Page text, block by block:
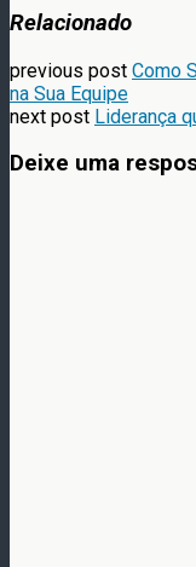
Relacionado
previous post Como
na Sua Equipe
next post Liderança
Deixe uma